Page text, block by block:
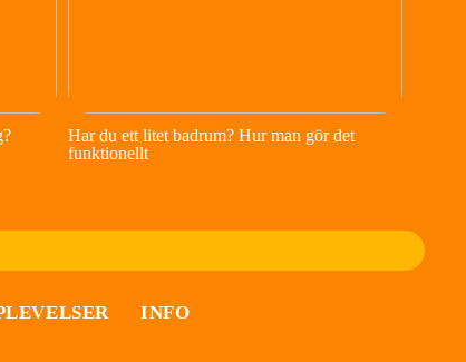
Har du ett litet badrum? Hur man gör det
funktionellt
INFO